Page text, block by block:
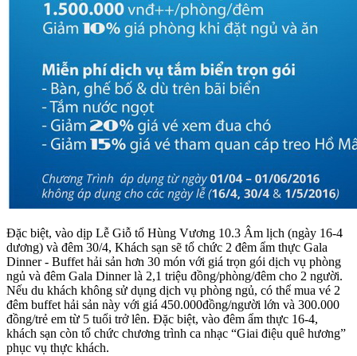
Đặc biệt, vào dịp Lễ Giỗ tổ Hùng Vương 10.3 Âm lịch (ngày 16-4
dương) và đêm 30/4, Khách sạn sẽ tổ chức 2 đêm ẩm thực Gala
Dinner - Buffet hải sản hơn 30 món với giá trọn gói dịch vụ phòng
ngủ và đêm Gala Dinner là 2,1 triệu đồng/phòng/đêm cho 2 người.
Nếu du khách không sử dụng dịch vụ phòng ngủ, có thể mua vé 2
đêm buffet hải sản này với giá 450.000đồng/người lớn và 300.000
đồng/trẻ em từ 5 tuổi trở lên. Đặc biệt, vào đêm ẩm thực 16-4,
khách sạn còn tổ chức chương trình ca nhạc “Giai điệu quê hương”
phục vụ thực khách.